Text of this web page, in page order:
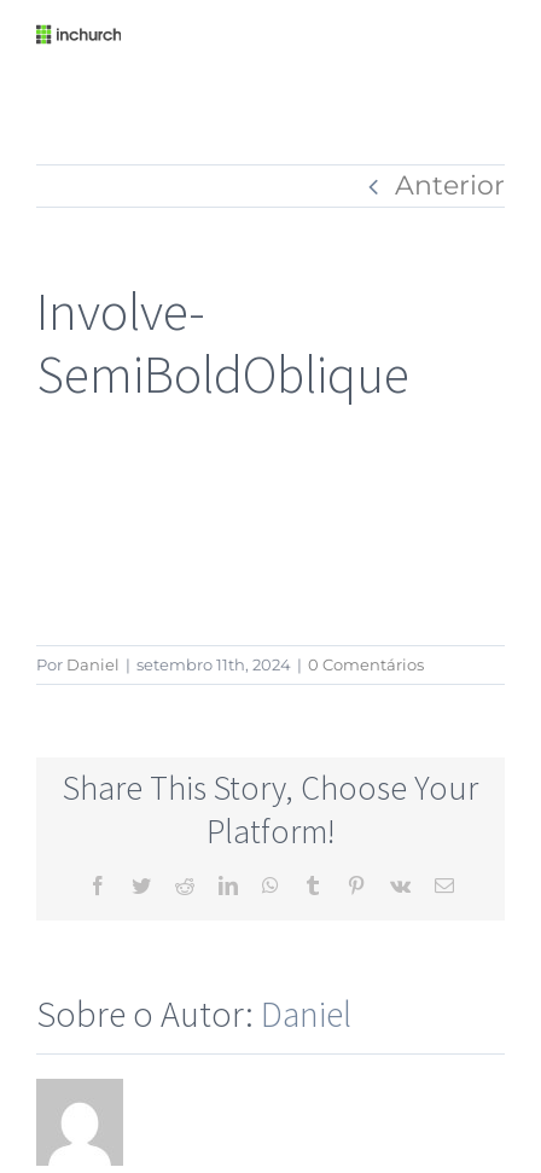
Anterior
Involve-
SemiBoldOblique
Por Daniel | setembro 11th, 2024 | 0 Comentários
Share This Story, Choose Your
Platform!
Sobre o Autor: Daniel